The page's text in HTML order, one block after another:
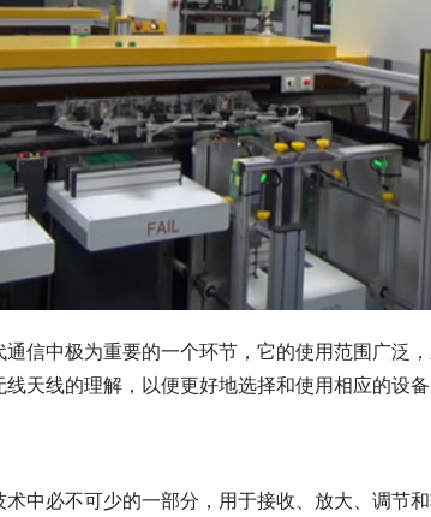
信中极为重要的一个环节，它的使用范围广泛
天线的理解，以便更好地选择和使用相应的设备
中必不可少的一部分，用于接收、放大、调节